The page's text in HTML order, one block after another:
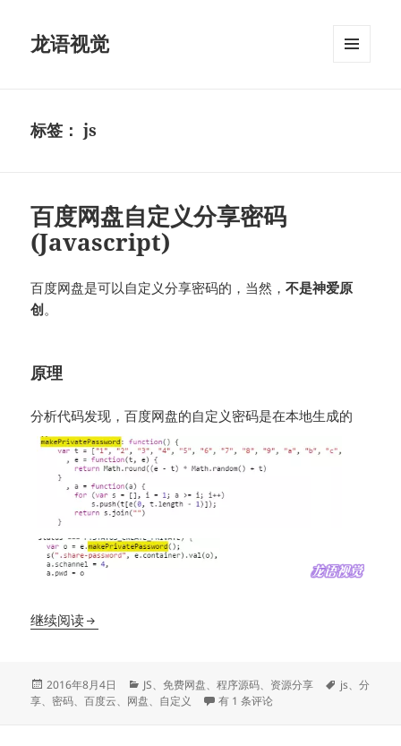
龙语视觉
标签：js
百度网盘自定义分享密码
(Javascript)
百度网盘是可以自定义分享密码的，当然，不是神爱原
创。
原理
分析代码发现，百度网盘的自定义密码是在本地生成的
继续阅读百度网盘自定义分享密码 (Javascript)
发
布
2016年8月4日
分
类
JS、免费网盘、程序源码、 资源分享
标
js、分
享、 密码、百度云、 网盘、 自定义 百度网盘自定义分享密码 (Javascript)
有 1 条评论